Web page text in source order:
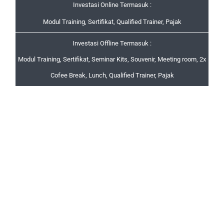
Investasi Online Termasuk :
Modul Training, Sertifikat, Qualified Trainer, Pajak
Investasi Offline Termasuk :
Modul Training, Sertifikat, Seminar Kits, Souvenir, Meeting room, 2x
Cofee Break, Lunch, Qualified Trainer, Pajak